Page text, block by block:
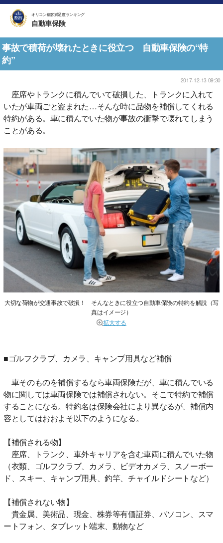
オリコン顧客満足度ランキング
自動車保険
事故で積荷が壊れたときに役立つ 自動車保険の“特
約”
2017-12-13 09:30
座席やトランクに積んでいて破損した、トランクに入れて
いたが車両ごと盗まれた…そんな時に品物を補償してくれる
特約がある。車に積んでいた物が事故の衝撃で壊れてしまう
ことがある。
大切な荷物が交通事故で破損！ そんなときに役立つ自動車保険の特約を解説（写
真はイメージ）
拡大する
■ゴルフクラブ、カメラ、キャンプ用具など補償
車そのものを補償するなら車両保険だが、車に積んでいる
物に関しては車両保険では補償されない。そこで特約で補償
することになる。特約名は保険会社により異なるが、補償内
容としてはおおよそ以下のようになる。
【補償される物】
座席、トランク、車外キャリアを含む車両に積んでいた物
（衣類、ゴルフクラブ、カメラ、ビデオカメラ、スノーボー
ド、スキー、キャンプ用具、釣竿、チャイルドシートなど）
【補償されない物】
貴金属、美術品、現金、株券等有価証券、パソコン、スマ
ートフォン、タブレット端末、動物など